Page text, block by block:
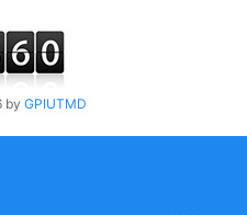
by GPIUTMD